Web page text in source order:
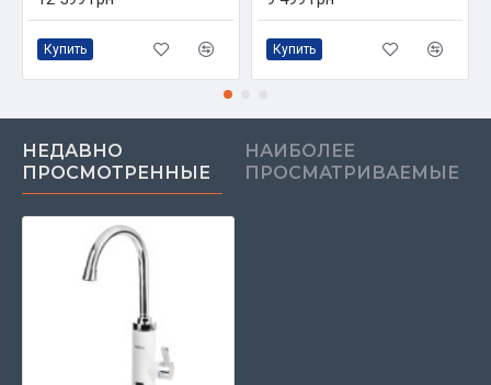
Купить Купить
НЕДАВНО
ПРОСМОТРЕННЫЕ
НАИБОЛЕЕ
ПРОСМАТРИВАЕМЫЕ